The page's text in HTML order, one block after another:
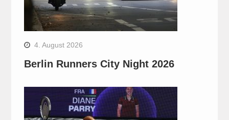
4. August 2026
Berlin Runners City Night 2026